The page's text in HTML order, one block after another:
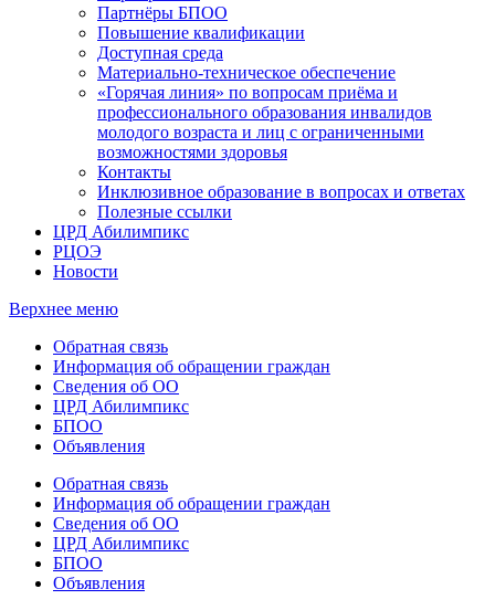
Партнёры БПОО
Повышение квалификации
Доступная среда
Материально-техническое обеспечение
«Горячая линия» по вопросам приёма и
профессионального образования инвалидов
молодого возраста и лиц с ограниченными
возможностями здоровья
Контакты
Инклюзивное образование в вопросах и ответах
Полезные ссылки
ЦРД Абилимпикс
РЦОЭ
Новости
Верхнее меню
Обратная связь
Информация об обращении граждан
Сведения об ОО
ЦРД Абилимпикс
БПОО
Объявления
Обратная связь
Информация об обращении граждан
Сведения об ОО
ЦРД Абилимпикс
БПОО
Объявления